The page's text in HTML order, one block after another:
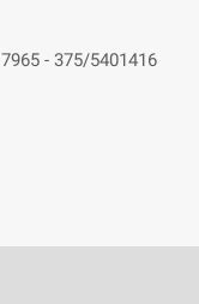
- 375/5401416